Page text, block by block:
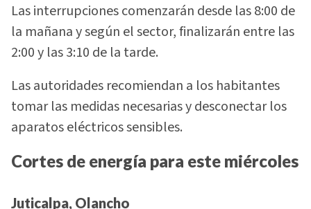
Las interrupciones comenzarán desde las 8:00 de
la mañana y según el sector, finalizarán entre las
2:00 y las 3:10 de la tarde.
Las autoridades recomiendan a los habitantes
tomar las medidas necesarias y desconectar los
aparatos eléctricos sensibles.
Cortes de energía para este miércoles
Juticalpa, Olancho